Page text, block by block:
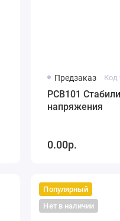
Предзаказ Код
PCB101
напряжения
0.00р.
Популярный
Нет в наличии